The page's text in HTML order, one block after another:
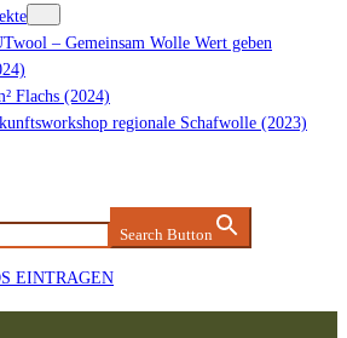
– Gemeinsam Wolle Wert geben
Flachs (2024)
regionale Schafwolle (2023)
Search Button
EINTRAGEN